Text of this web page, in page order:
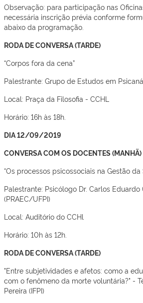
Observação: para participação nas
necessária inscrição prévia conforme
abaixo da programação.
RODA DE CONVERSA (TARDE)
“Corpos fora da cena”
Palestrante: Grupo de Estudos em
Local: Praça da Filosofia - CCHL
Horário: 16h às 18h.
DIA 12/09/2019
CONVERSA COM OS DOCENTES (MANHÃ)
“Os processos psicossociais na Gestão da
Palestrante: Psicólogo Dr. Carlos Eduardo
(PRAEC/UFPI)
Local: Auditório do CCHl
Horário: 10h às 12h.
RODA DE CONVERSA (TARDE)
"Entre subjetividades e afetos: como a
com o fenômeno da morte voluntária?" -
Pereira (IFPI)